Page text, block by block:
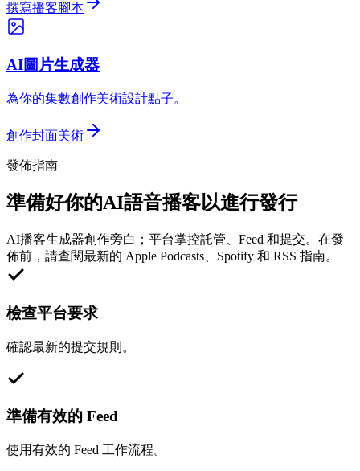
撰寫播客腳本
AI圖片生成器
為你的集數創作美術設計點子。
創作封面美術
發佈指南
準備好你的AI語音播客以進行發行
AI播客生成器創作旁白；平台掌控託管、Feed 和提交。在發
佈前，請查閱最新的 Apple Podcasts、Spotify 和 RSS 指南。
檢查平台要求
確認最新的提交規則。
準備有效的 Feed
使用有效的 Feed 工作流程。